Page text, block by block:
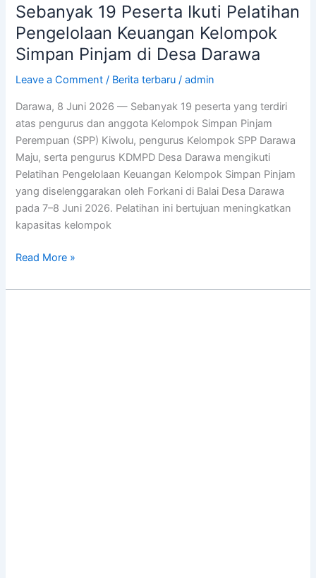
Sebanyak 19 Peserta Ikuti Pelatihan
Pengelolaan Keuangan Kelompok
Simpan Pinjam di Desa Darawa
Leave a Comment / Berita terbaru /admin
Darawa, 8 Juni 2026 — Sebanyak 19 peserta yang terdiri
atas pengurus dan anggota Kelompok Simpan Pinjam
Perempuan (SPP) Kiwolu, pengurus Kelompok SPP Darawa
Maju, serta pengurus KDMPD Desa Darawa mengikuti
Pelatihan Pengelolaan Keuangan Kelompok Simpan Pinjam
yang diselenggarakan oleh Forkani di Balai Desa Darawa
pada 7–8 Juni 2026. Pelatihan ini bertujuan meningkatkan
kapasitas kelompok
Read More »